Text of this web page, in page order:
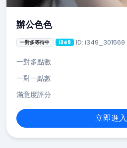
辦公色色
一對多等待中 i349 ID: i349_301569
一對多點數
一對一點數
滿意度評分
立即進入